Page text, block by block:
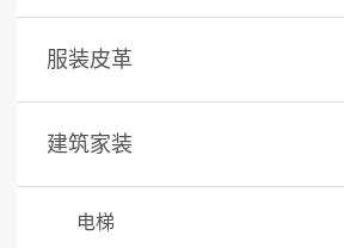
服装皮革
建筑家装
电梯